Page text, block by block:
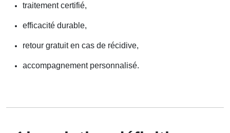
traitement certifié,
efficacité durable,
retour gratuit en cas de récidive,
accompagnement personnalisé.